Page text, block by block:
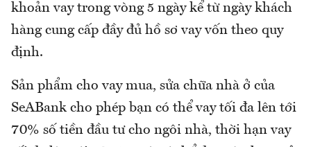
khoản vay trong vòng 5 ngày kể từ ngày khách
hàng cung cấp đầy đủ hồ sơ vay vốn theo quy
định.
Sản phẩm cho vay mua, sửa chữa nhà ở của
SeABank cho phép bạn có thể vay tối đa lên tới
70% số tiền đầu tư cho ngôi nhà, thời hạn vay